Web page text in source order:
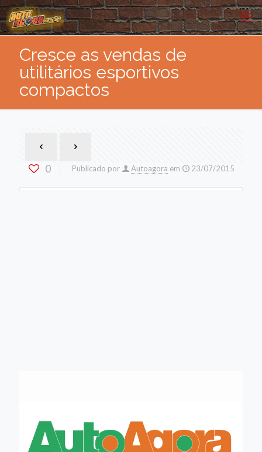
Cresce as vendas de
utilitários esportivos
compactos
0 Publicado por Autoagora em 23/07/2015